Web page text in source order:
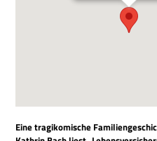
Eine tra­gi­ko­mi­sche